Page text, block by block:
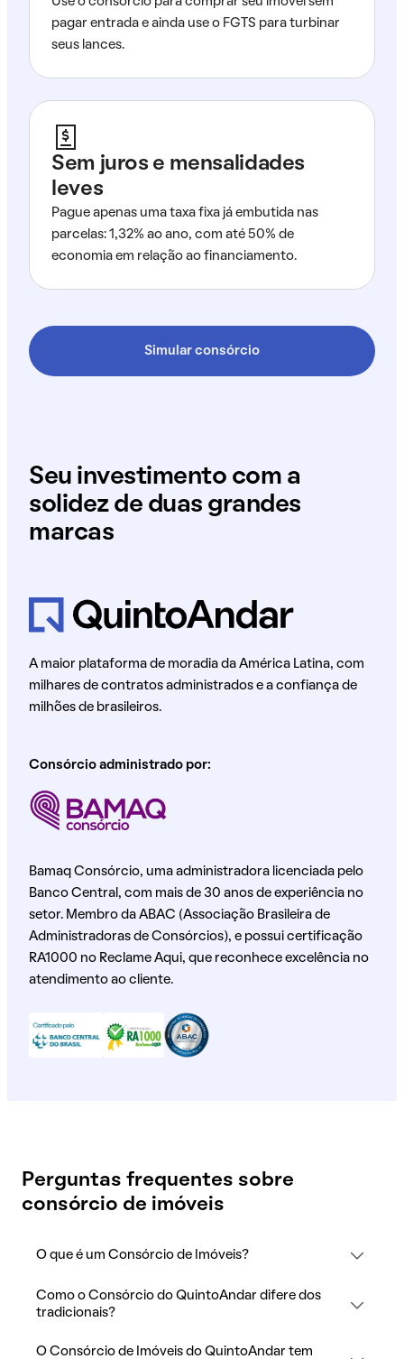
pagar entrada e ainda use o FGTS para turbinar
seus lances.
Sem juros e mensalidades
leves
Pague apenas uma taxa fixa já embutida nas
parcelas: 1,32% ao ano, com até 50% de
economia em relação ao financiamento.
Simular consórcio
Seu investimento com a
solidez de duas grandes
marcas
A maior plataforma de moradia da América Latina, com
milhares de contratos administrados e a confiança de
milhões de brasileiros.
Consórcio administrado por:
Bamaq Consórcio, uma administradora licenciada pelo
Banco Central, com mais de 30 anos de experiência no
setor. Membro da ABAC (Associação Brasileira de
Administradoras de Consórcios), e possui certificação
RA1000 no Reclame Aqui, que reconhece excelência no
atendimento ao cliente.
Perguntas frequentes sobre
consórcio de imóveis
O que é um Consórcio de Imóveis?
Como o Consórcio do QuintoAndar difere dos
tradicionais?
O Consórcio de Imóveis do QuintoAndar tem